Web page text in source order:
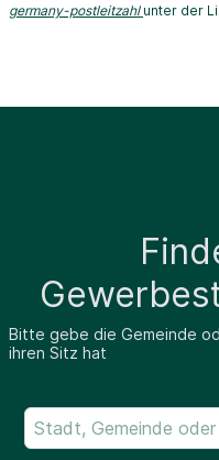
germany-postleitzahl unter der
Bitte gebe die Gemeinde
ihren Sitz hat